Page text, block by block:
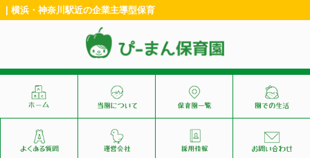
| 横浜・神奈川駅近の企業主導型保育